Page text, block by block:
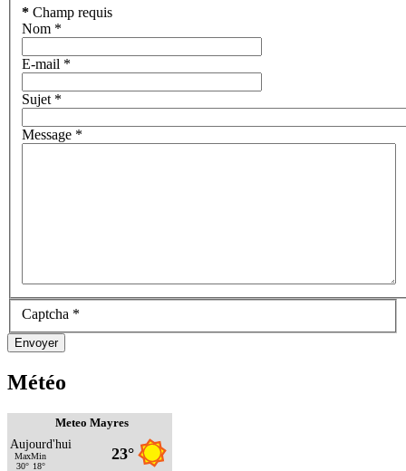
* Champ requis
Nom *
E-mail *
Sujet*
Message *
Captcha *
Envoyer
Météo
Meteo Mayres